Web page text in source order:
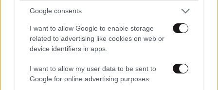
Google consents
I want to allow Google to enable storage
related to advertising like cookies on web or
device identifiers in apps.
I want to allow my user data to be sent to
Google for online advertising purposes.
ΣΧΌΛΙΑ ΑΝΑΓΝΩΣΤΏΝ